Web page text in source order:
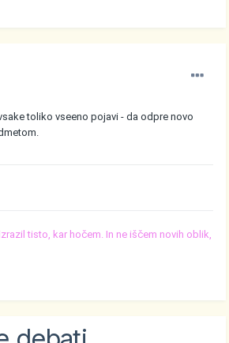
toliko vseeno pojavi - da odpre novo
tisto, kar hočem. In ne iščem novih oblik,